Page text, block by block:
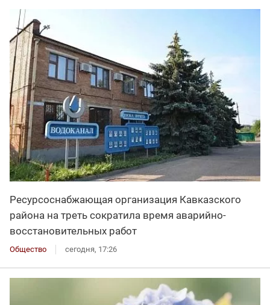
Ресурсоснабжающая организация Кавказского
района на треть сократила время аварийно-
восстановительных работ
Общество сегодня, 17:26